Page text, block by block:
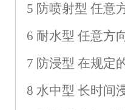
5 防喷射型 任意
6 耐水型 任意方
7 防浸型 在规定
8 水中型 长时间